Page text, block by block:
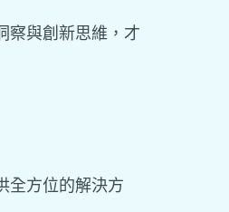
察與創新思維，才
全方位的解決方